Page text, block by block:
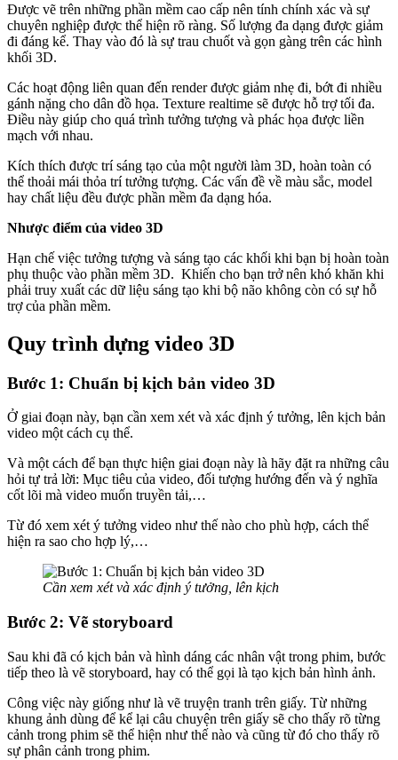
Được vẽ trên những phần mềm cao cấp nên tính chính xác và sự
chuyên nghiệp được thể hiện rõ ràng. Số lượng đa dạng được giảm
đi đáng kể. Thay vào đó là sự trau chuốt và gọn gàng trên các hình
khối 3D.
Các hoạt động liên quan đến render được giảm nhẹ đi, bớt đi nhiều
gánh nặng cho dân đồ họa. Texture realtime sẽ được hỗ trợ tối đa.
Điều này giúp cho quá trình tưởng tượng và phác họa được liền
mạch với nhau.
Kích thích được trí sáng tạo của một người làm 3D, hoàn toàn có
thể thoải mái thỏa trí tưởng tượng. Các vấn đề về màu sắc, model
hay chất liệu đều được phần mềm đa dạng hóa.
Nhược điểm của video 3D
Hạn chế việc tưởng tượng và sáng tạo các khối khi bạn bị hoàn toàn
phụ thuộc vào phần mềm 3D. Khiến cho bạn trở nên khó khăn khi
phải truy xuất các dữ liệu sáng tạo khi bộ não không còn có sự hỗ
trợ của phần mềm.
Quy trình dựng video 3D
Bước 1: Chuẩn bị kịch bản video 3D
Ở giai đoạn này, bạn cần xem xét và xác định ý tưởng, lên kịch bản
video một cách cụ thể.
Và một cách để bạn thực hiện giai đoạn này là hãy đặt ra những câu
hỏi tự trả lời: Mục tiêu của video, đối tượng hướng đến và ý nghĩa
cốt lõi mà video muốn truyền tải,…
Từ đó xem xét ý tưởng video như thế nào cho phù hợp, cách thể
hiện ra sao cho hợp lý,…
Cần xem xét và xác định ý tưởng, lên kịch
Bước 2: Vẽ storyboard
Sau khi đã có kịch bản và hình dáng các nhân vật trong phim, bước
tiếp theo là vẽ storyboard, hay có thể gọi là tạo kịch bản hình ảnh.
Công việc này giống như là vẽ truyện tranh trên giấy. Từ những
khung ảnh dùng để kể lại câu chuyện trên giấy sẽ cho thấy rõ từng
cảnh trong phim sẽ thể hiện như thế nào và cũng từ đó cho thấy rõ
sự phân cảnh trong phim.